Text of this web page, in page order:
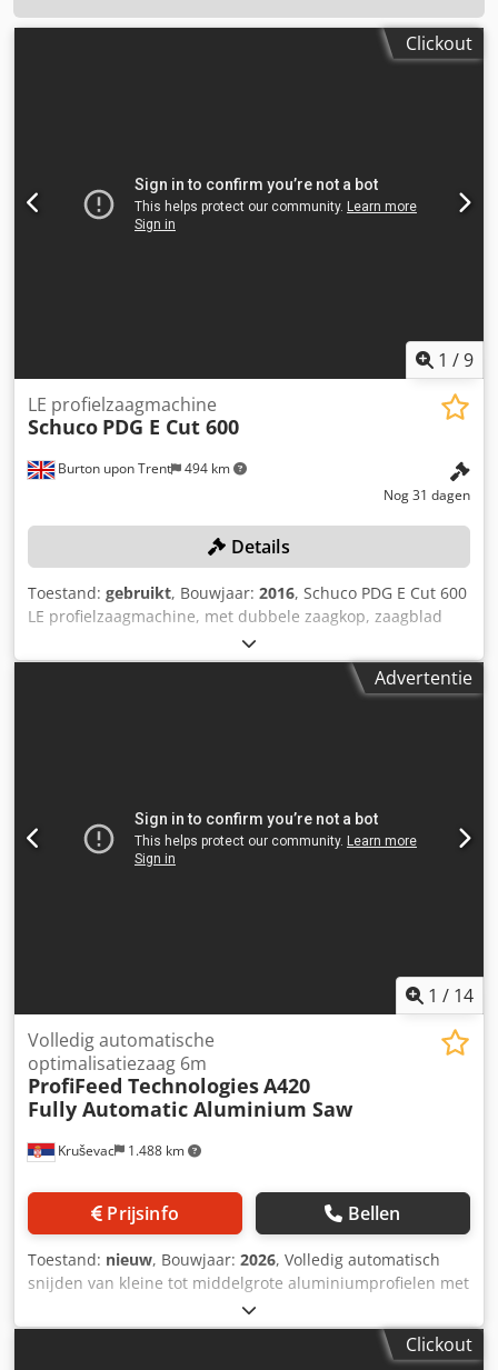
Clickout
1 /9
Burton upon Trent 494 km
LE profielzaagmachine
Schuco PDG E Cut 600
Nog 31 dagen
Details
Toestand: gebruikt, Bouwjaar: 2016, Schuco PDG E Cut 600
LE profielzaagmachine, met dubbele zaagkop, zaagblad
met een diameter van 600 mm (2800 tpm), zaagtafel van
6600 mm, verstekkop voor hoeken van 45, 90 en 135
graden, pneumatische klemming, minimale zaaglengte 350
voor informatie over het laden en de bijbehorende kosten.
Advertentie
1 / 14
Kruševac 1.488 km
Volledig automatische
optimalisatiezaag 6m
ProfiFeed TechnologiesA420
Fully Automatic Aluminium Saw
Prijsinfo Bellen
Toestand: nieuw, Bouwjaar: 2026, Volledig automatisch
snijden van kleine tot middelgrote aluminiumprofielen met
eenvoudig te gebruiken automatisering. Leg een
willekeurig aluminium profiel neer, de machine detecteert
Clickout